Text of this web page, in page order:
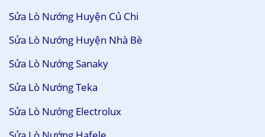
Sửa Lò Nướng Huyện Củ Chi
Sửa Lò Nướng Huyện Nhà Bè
Sửa Lò Nướng Sanaky
Sửa Lò Nướng Teka
Sửa Lò Nướng Electrolux